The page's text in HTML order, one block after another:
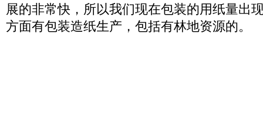
展的非常快，所以我们现在包装的用纸量出
方面有包装造纸生产，包括有林地资源的。